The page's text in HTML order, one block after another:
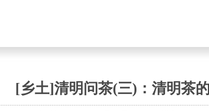
[乡土]清明问茶(三)：清明茶